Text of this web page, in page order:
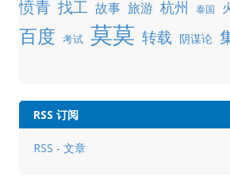
愤青 找工 故事 旅游 杭州 泰国
百度 考试 莫莫 转载 阴谋论
RSS 订阅
RSS - 文章